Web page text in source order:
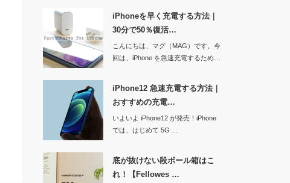
iPhoneを早く充電する方法｜
30分で50％復活…
こんにちは、マグ（MAG）です。今
回は、iPhone を急速充電するため…
iPhone12 急速充電する方法｜
おすすめの充電…
いよいよ iPhone12 が発売！iPhone
では、はじめて 5G …
底が抜けない段ボール箱はこ
れ！【Fellowes …